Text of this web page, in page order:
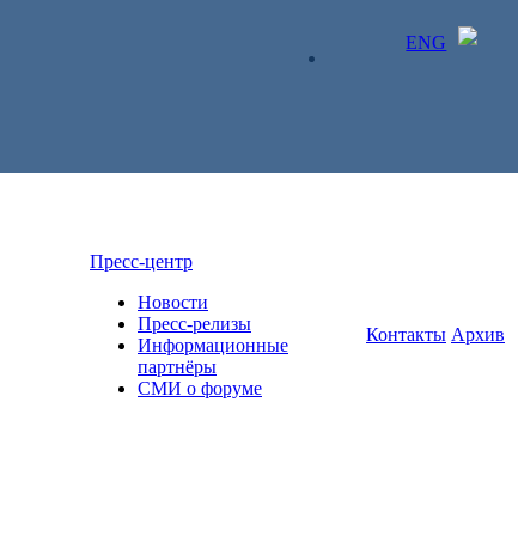
ENG
ЛИЧНЫЙ КАБИНЕТ
Пресс-центр
Новости
Пресс-релизы
Информационные
партнёры
СМИ о форуме
Контакты Архив